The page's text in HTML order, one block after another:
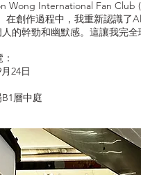
Wong International Fan Club
在創作過程中，我重新認識了
的幹勁和幽默感。這讓我完
24日
層中庭